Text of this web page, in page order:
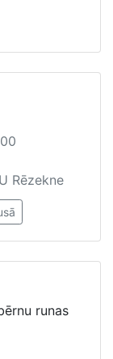
Rēzekne
runas